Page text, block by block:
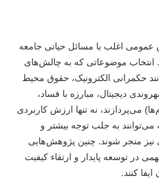
اغلب با مسائل حیاتی جامعه
انتخاب موضوعاتی که به چالش‌های
حکمرانی الکترونیک، حقوق محیط
دیجیتال، مبارزه با فساد،
می‌پردازند، نه تنها ارزش کاربردی
می‌توانند به جلب توجه بیشتر و
نیز منجر شوند. چنین پژوهش‌هایی
در توسعه پایدار و ارتقاء کیفیت
کنند.